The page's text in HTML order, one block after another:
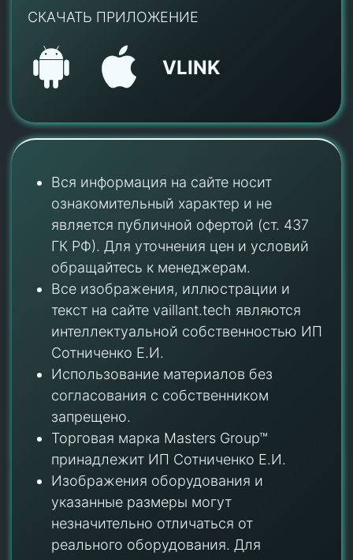
СКАЧАТЬ ПРИЛОЖЕНИЕ
VLINK
Вся информация на сайте носит
ознакомительный характер и не
является публичной офертой (ст. 437
ГК РФ). Для уточнения цен и условий
обращайтесь к менеджерам.
Все изображения, иллюстрации и
текст на сайте vaillant.tech являются
интеллектуальной собственностью ИП
Сотниченко Е.И.
Использование материалов без
согласования с собственником
запрещено.
Торговая марка Masters Group™
принадлежит ИП Сотниченко Е.И.
Изображения оборудования и
указанные размеры могут
незначительно отличаться от
реального оборудования. Для